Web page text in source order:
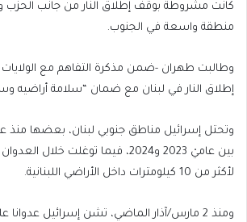
كانت مشروطة بوقف إطلاق النار من جانب الحزب
منطقة واسعة في الجنوب.
وطالبت طهران -ضمن مذكرة التفاهم مع
إطلاق النار في لبنان مع ضمان “سلامة أراضيه
وتحتل إسرائيل مناطق جنوبي لبنان، بعضها منذ
بين عاميْ 2023 و2024، فيما توغلت خلال
لأكثر من 10 كيلومترات داخل الأراضي اللبنانية.